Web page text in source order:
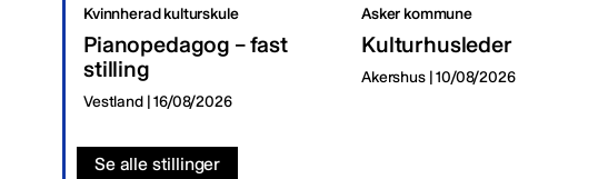
Kvinnherad kulturskule
Pianopedagog – fast
stilling
Vestland | 16/08/2026
Asker kommune
Kulturhusleder
Akershus | 10/08/2026
Se alle stillinger